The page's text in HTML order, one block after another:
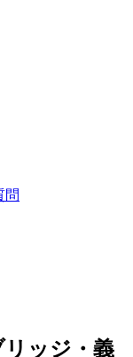
問
ッジ・義